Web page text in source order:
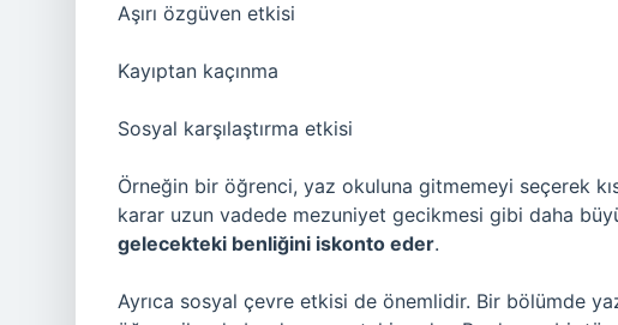
Aşırı özgüven etkisi
Kayıptan kaçınma
Sosyal karşılaştırma etkisi
Örneğin bir öğrenci, yaz okuluna gitmemeyi seçerek
karar uzun vadede mezuniyet gecikmesi gibi daha
gelecekteki benliğini iskonto eder.
Ayrıca sosyal çevre etkisi de önemlidir. Bir bölümde